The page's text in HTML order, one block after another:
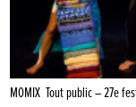
MOMIX Tout public – 27e